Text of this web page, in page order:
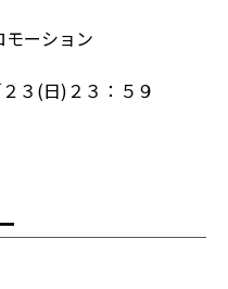
モーション
３(日)２３：５９